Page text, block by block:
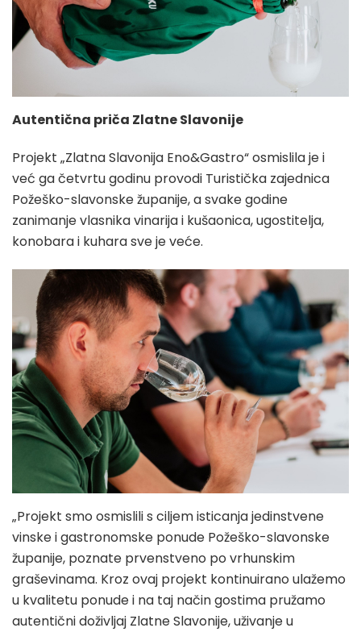
Autentična priča Zlatne Slavonije
Projekt „Zlatna Slavonija Eno&Gastro“ osmislila je i
već ga četvrtu godinu provodi Turistička zajednica
Požeško-slavonske županije, a svake godine
zanimanje vlasnika vinarija i kušaonica, ugostitelja,
konobara i kuhara sve je veće.
„Projekt smo osmislili s ciljem isticanja jedinstvene
vinske i gastronomske ponude Požeško-slavonske
županije, poznate prvenstveno po vrhunskim
graševinama. Kroz ovaj projekt kontinuirano ulažemo
u kvalitetu ponude i na taj način gostima pružamo
autentični doživljaj Zlatne Slavonije, uživanje u